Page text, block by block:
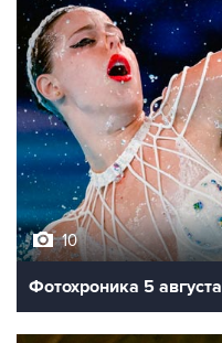
10
Фотохроника 5 августа